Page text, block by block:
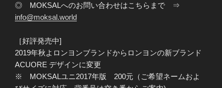
◎ MOKSALへのお問い合わせはこちらまで ⇒
info@moksal.world
［好評発売中]
2019年秋よロンヨンブランドからロンヨンの新ブランド
ACUORE デザインに変更
※ MOKSALユニ2017年版 200元（ご希望ネームおよ